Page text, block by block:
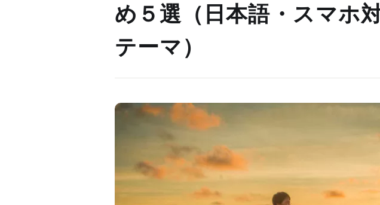
め５選（日本語・スマホ
テーマ）